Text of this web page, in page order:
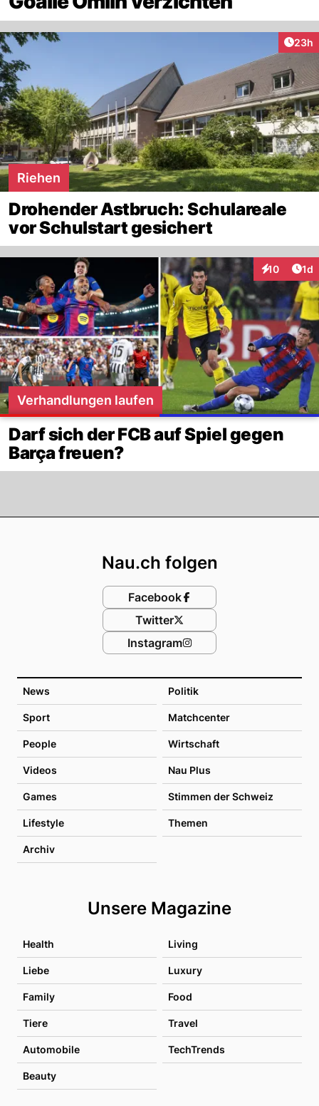
23h
Riehen
Drohender Astbruch: Schulareale
vor Schulstart gesichert
10 1d
Verhandlungen laufen
Darf sich der FCB auf Spiel gegen
Barça freuen?
News Politik
Sport Matchcenter
People Wirtschaft
Videos Nau Plus
Games Stimmen der Schweiz
Lifestyle Themen
Archiv
Unsere Magazine
Health Living
Liebe Luxury
Family Food
Tiere Travel
Automobile TechTrends
Beauty
Nau.ch folgen
Facebook
Twitter
Instagram